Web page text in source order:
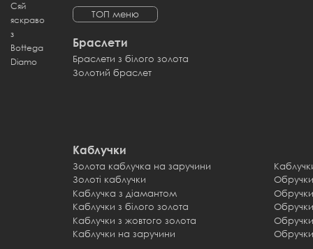
Сяй
яскраво
з
Bottega
Diamo
ТОП меню
Браслети
Браслети з білого золота
Золотий браслет
Каблучки
Золота каблучка на заручини
Золоті каблучки
Каблучка з діамантом
Каблучки з білого золота
Каблучки з жовтого золота
Каблучки на заручини
Обручки
Обручки